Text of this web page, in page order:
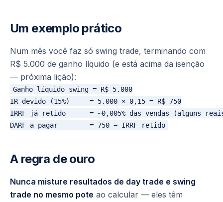
Um exemplo prático
Num mês você faz só swing trade, terminando com
R$ 5.000 de ganho líquido (e está acima da isenção
— próxima lição):
Ganho líquido swing = R$ 5.000
IR devido (15%)     = 5.000 × 0,15 = R$ 750
IRRF já retido      = ~0,005% das vendas (alguns
A regra de ouro
Nunca misture resultados de day trade e swing
trade no mesmo pote ao calcular — eles têm